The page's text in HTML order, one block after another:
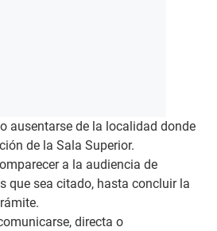
ausentarse de la localidad donde
de la Sala Superior.
a la audiencia de
que sea citado, hasta concluir la
directa o